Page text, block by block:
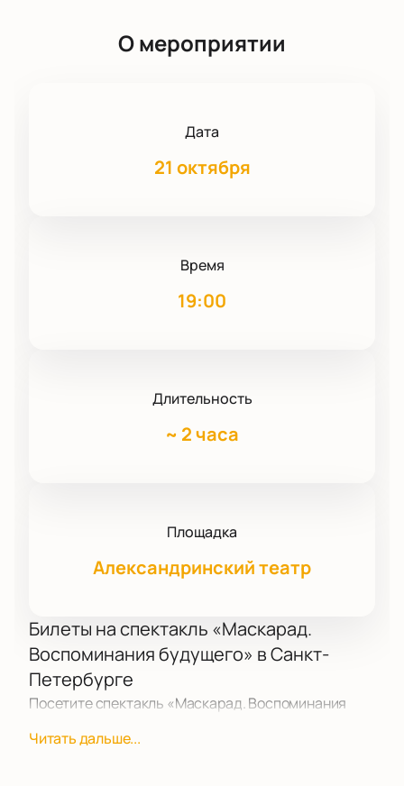
О мероприятии
Дата
21 октября
Время
19:00
Длительность
~ 2 часа
Площадка
Александринский театр
Билеты на спектакль «Маскарад.
Воспоминания будущего» в Санкт-
Петербурге
Посетите спектакль «Маскарад. Воспоминания
Мейерхольда 1917 года. Классика сочетается с
Читать дальше...